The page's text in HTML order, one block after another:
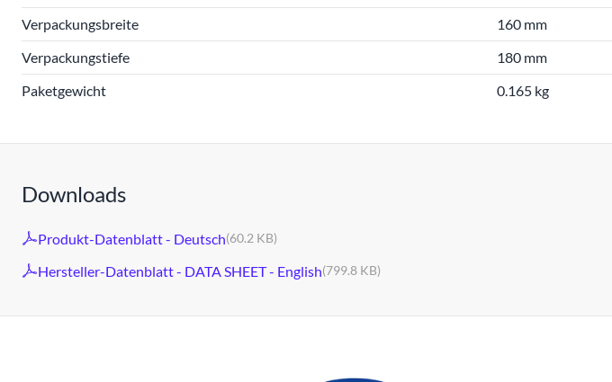
Verpackungsbreite
160 mm
Verpackungstiefe
180 mm
Paketgewicht
0.165 kg
Downloads
Produkt-Datenblatt - Deutsch(60.2 KB)
Hersteller-Datenblatt - DATA SHEET - English(799.8 KB)